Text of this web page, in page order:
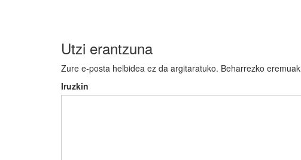
Utzi erantzuna
Zure e-posta helbidea ez da argitaratuko. Beharrezko eremuak
Iruzkin